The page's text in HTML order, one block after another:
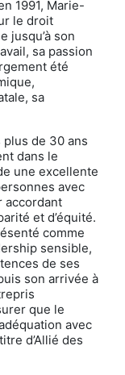
1991, Marie-
le droit
jusqu’à son
sa passion
été
sa
de 30 ans
dans le
une excellente
avec
accordant
et d’équité.
comme
sensible,
de ses
son arrivée à
que le
avec
d’Allié des